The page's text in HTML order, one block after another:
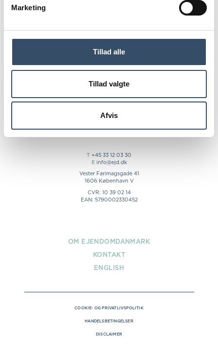
Marketing
Tillad alle
Tillad valgte
Afvis
logget ind for
LOG IND
T +45 33 12 03 30
Einfo@ejd.dk
Vester Farimagsgade 41
1606 København V
CVR: 10 39 02 14
EAN: 5790002330452
OM EJENDOMDANMARK
KONTAKT
ENGLISH
COOKIE- OG PRIVATLIVSPOLITIK
HANDELSBETINGELSER
DISCLAIMER